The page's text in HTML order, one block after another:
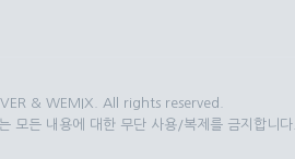
& WEMIX. All rights reserved.
모든 내용에 대한 무단 사용/복제를 금지합니다.